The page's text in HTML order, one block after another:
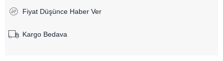
Fiyat Düşünce Haber Ver
Kargo Bedava